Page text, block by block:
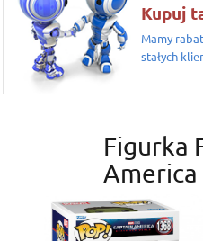
Kupuj
Mamy
stałych
Figurka
America